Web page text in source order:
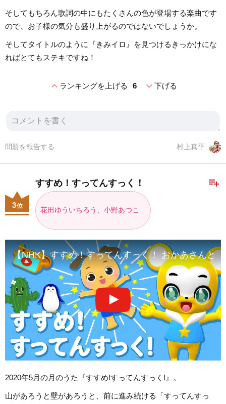
そしてもちろん歌詞の中にもたくさんの色が登場する楽曲です
ので、お子様の気分も盛り上がるのではないでしょうか。
そしてタイトルのように『きみイロ』を見つけるきっかけにな
ればとてもステキですね！
expand_lessランキングを上げる 6 expand_more下げる
村上真平
問題を報告する
playlist_add
すすめ！すってんすっく！
花田ゆういちろう、小野あつこ
3位
【NHK】すすめ！すってんすっく！ おかあさんと
2020年5月の月のうた『すすめ!すってんすっく!』。
山があろうと壁があろうと、前に進み続ける「すってんすっ